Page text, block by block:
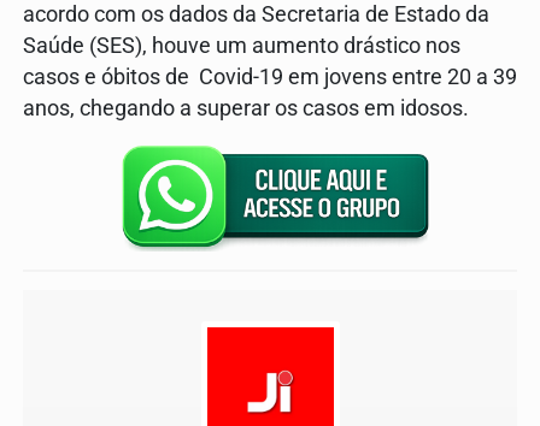
acordo com os dados da Secretaria de Estado da
Saúde (SES), houve um aumento drástico nos
casos e óbitos de Covid-19 em jovens entre 20 a 39
anos, chegando a superar os casos em idosos.